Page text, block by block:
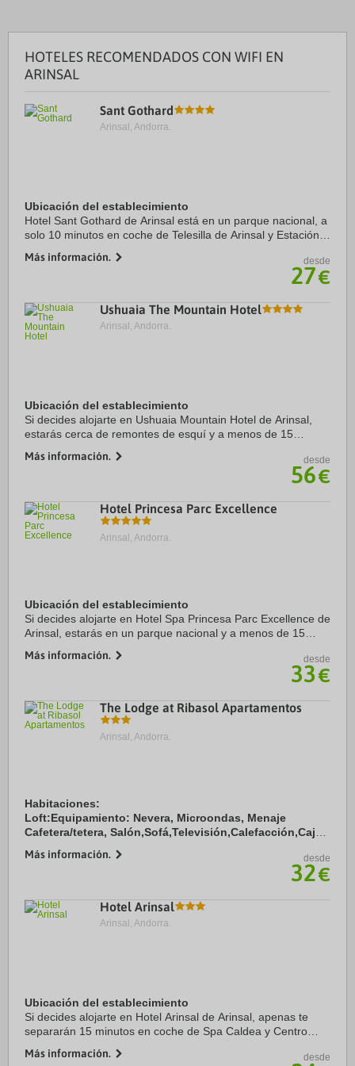
HOTELES RECOMENDADOS CON WIFI EN
ARINSAL
Sant Gothard
Arinsal, Andorra.
Ubicación del establecimiento
Hotel Sant Gothard de Arinsal está en un parque nacional, a
solo 10 minutos en coche de Telesilla de Arinsal y Estación
encuentra a 9 km de Spa ...
Más información. desde
27€
Ushuaia The Mountain Hotel
Arinsal, Andorra.
Ubicación del establecimiento
Si decides alojarte en Ushuaia Mountain Hotel de Arinsal,
estarás cerca de remontes de esquí y a menos de 15
Pyrenees en Andorra. Además, este hotel de ...
Más información. desde
56€
Hotel Princesa Parc Excellence
Arinsal, Andorra.
Ubicación del establecimiento
Si decides alojarte en Hotel Spa Princesa Parc Excellence de
Arinsal, estarás en un parque nacional y a menos de 15
Pyrenees en Andorra. Además, este hotel ...
Más información. desde
33€
The Lodge at Ribasol Apartamentos
Arinsal, Andorra.
Habitaciones:
Loft:Equipamiento: Nevera, Microondas, Menaje
Cafetera/tetera, Salón,Sofá,Televisión,Calefacción,Caja
,Amenities de baño Ducha,Secador de pelo. Especial en
Más información. desde
32€
Hotel Arinsal
Arinsal, Andorra.
Ubicación del establecimiento
Si decides alojarte en Hotel Arinsal de Arinsal, apenas te
separarán 15 minutos en coche de Spa Caldea y Centro
encuentra a 19 km de Estación de esquí ...
Más información. desde